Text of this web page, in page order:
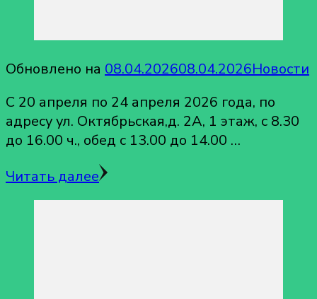
Обновлено на 08.04.202608.04.2026Новости
С 20 апреля по 24 апреля 2026 года, по
адресу ул. Октябрьская,д. 2А, 1 этаж, с 8.30
до 16.00 ч., обед с 13.00 до 14.00 …
Читать далее